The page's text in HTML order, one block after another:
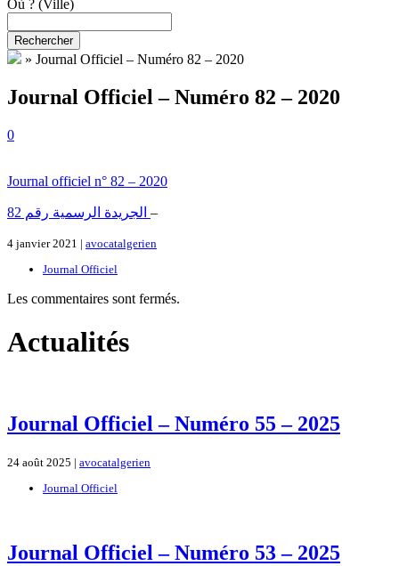
Où ? (Ville)
Rechercher
» Journal Officiel – Numéro 82 – 2020
Journal Officiel – Numéro 82 – 2020
0
Journal officiel n° 82 – 2020
–
4 janvier 2021 | avocatalgerien
Journal Officiel
Les commentaires sont fermés.
Actualités
Journal Officiel – Numéro 55 – 2025
24 août 2025 | avocatalgerien
Journal Officiel
Journal Officiel – Numéro 53 – 2025